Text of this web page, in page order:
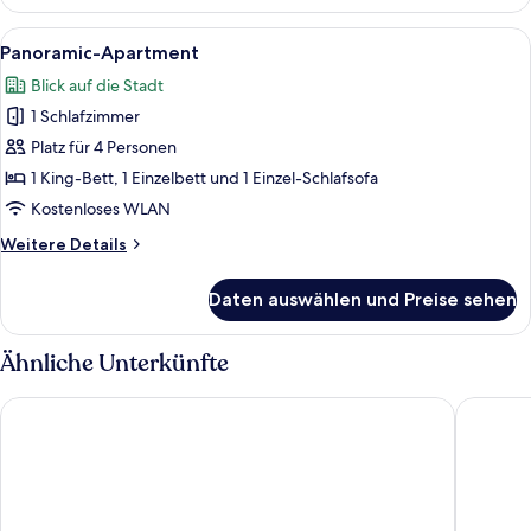
Apartment,
Stadtblick
Alle
Fotos
für
Panoramic-
Apartment
anzeigen
Ein Wohnzimmer mit einem
15
Panoramic-Apartment
Blick auf die Stadt
1 Schlafzimmer
Platz für 4 Personen
1 King-Bett, 1 Einzelbett und 1 Einzel-Schlafsofa
Kostenloses WLAN
Weitere Details
Weitere
Apartment
Daten auswählen und Preise sehen
Ähnliche Unterkünfte
Blloku Unique Apartments